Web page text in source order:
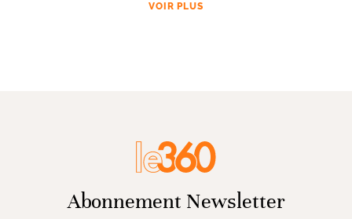
VOIR PLUS
Abonnement Newsletter